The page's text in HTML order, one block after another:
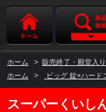
ホーム > 販売終了・殿堂入
ホーム
> ビッグ 錠×ハード
スーパーくいし